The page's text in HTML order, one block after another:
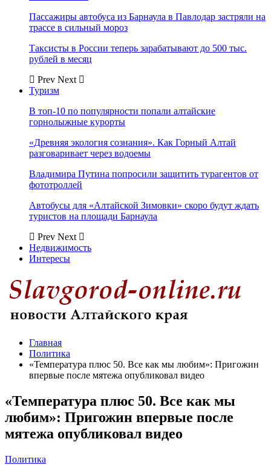
Пассажиры автобуса из Барнаула в Павлодар застряли на
трассе в сильный мороз
Таксисты в России теперь зарабатывают до 500 тыс.
рублей в месяц
Prev Next
Туризм
В топ-10 по популярности попали алтайские
горнолыжные курорты
«Древняя экология сознания». Как Горный Алтай
разговаривает через водоемы
Владимира Путина попросили защитить турагентов от
фототроллей
Автобусы для «Алтайской Зимовки» скоро будут ждать
туристов на площади Барнаула
Prev Next
Недвижимость
Интересы
Главная
Политика
«Температура плюс 50. Все как мы любим»: Пригожин
впервые после мятежа опубликовал видео
«Температура плюс 50. Все как мы
любим»: Пригожин впервые после
мятежа опубликовал видео
Политика